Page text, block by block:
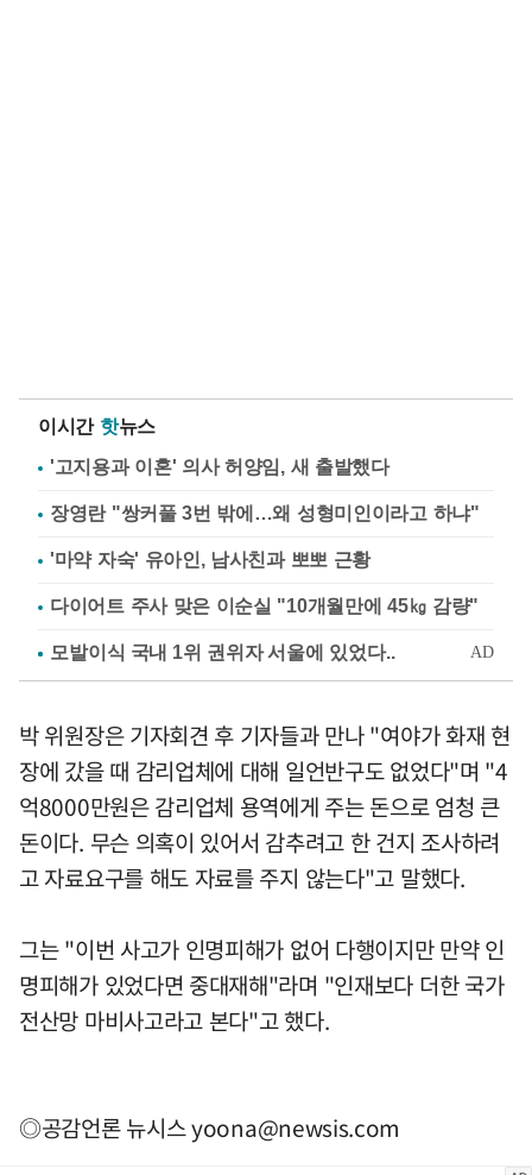
이시간 핫뉴스
'고지용과 이혼' 의사 허양임, 새 출발했다
장영란 "쌍커풀 3번 밖에…왜 성형미인이라고 하냐"
'마약 자숙' 유아인, 남사친과 뽀뽀 근황
다이어트 주사 맞은 이순실 "10개월만에 45㎏ 감량"
박 위원장은 기자회견 후 기자들과 만나 "여야가 화재 현
장에 갔을 때 감리업체에 대해 일언반구도 없었다"며 "4
억8000만원은 감리업체 용역에게 주는 돈으로 엄청 큰
돈이다. 무슨 의혹이 있어서 감추려고 한 건지 조사하려
고 자료요구를 해도 자료를 주지 않는다"고 말했다.
그는 "이번 사고가 인명피해가 없어 다행이지만 만약 인
명피해가 있었다면 중대재해"라며 "인재보다 더한 국가
전산망 마비사고라고 본다"고 했다.
◎공감언론 뉴시스yoona@newsis.com